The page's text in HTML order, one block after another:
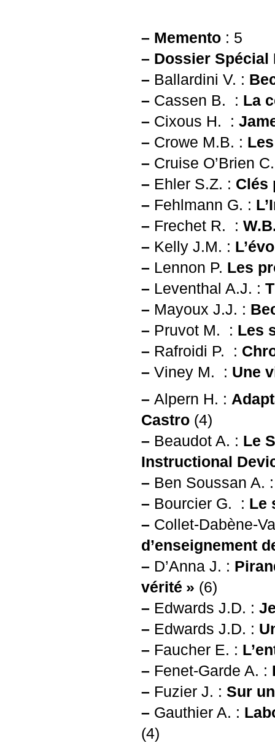
– Memento : 5
– Dossier Spécial
– Ballardini V. :
– Cassen B. : La
– Cixous H. :
– Crowe M.B. :
– Cruise O’Brien
– Ehler S.Z. : Clés
– Fehlmann G. :
– Frechet R. :
– Kelly J.M. :
– Lennon P. Les
– Leventhal A.J. :
– Mayoux J.J. :
– Pruvot M. : Les
– Rafroidi P. :
– Viney M. : Une
– Alpern H. :
Castro (4)
– Beaudot A. : Le
Instructional
– Ben Soussan A.
– Bourcier G. : Le
– Collet-Dabène-
d’enseignement
– D’Anna J. :
vérité » (6)
– Edwards J.D. :
– Edwards J.D. :
– Faucher E. :
– Fenet-Garde A. :
– Fuzier J. : Sur
– Gauthier A. :
(4)